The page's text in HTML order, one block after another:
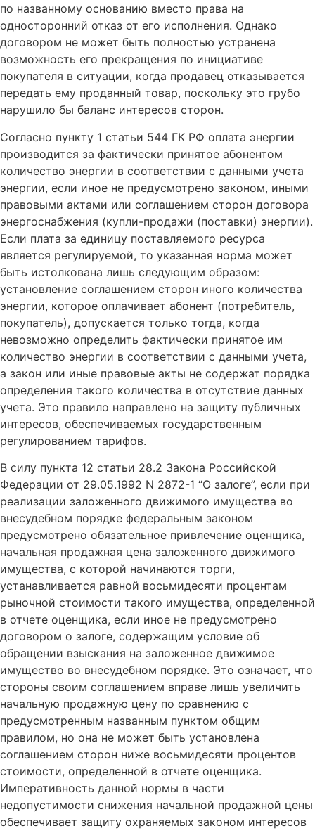
по названному основанию вместо права на
односторонний отказ от его исполнения. Однако
договором не может быть полностью устранена
возможность его прекращения по инициативе
покупателя в ситуации, когда продавец отказывается
передать ему проданный товар, поскольку это грубо
нарушило бы баланс интересов сторон.
Согласно пункту 1 статьи 544 ГК РФ оплата энергии
производится за фактически принятое абонентом
количество энергии в соответствии с данными учета
энергии, если иное не предусмотрено законом, иными
правовыми актами или соглашением сторон договора
энергоснабжения (купли-продажи (поставки) энергии).
Если плата за единицу поставляемого ресурса
является регулируемой, то указанная норма может
быть истолкована лишь следующим образом:
установление соглашением сторон иного количества
энергии, которое оплачивает абонент (потребитель,
покупатель), допускается только тогда, когда
невозможно определить фактически принятое им
количество энергии в соответствии с данными учета,
а закон или иные правовые акты не содержат порядка
определения такого количества в отсутствие данных
учета. Это правило направлено на защиту публичных
интересов, обеспечиваемых государственным
регулированием тарифов.
В силу пункта 12 статьи 28.2 Закона Российской
Федерации от 29.05.1992 N 2872-1 “О залоге”, если при
реализации заложенного движимого имущества во
внесудебном порядке федеральным законом
предусмотрено обязательное привлечение оценщика,
начальная продажная цена заложенного движимого
имущества, с которой начинаются торги,
устанавливается равной восьмидесяти процентам
рыночной стоимости такого имущества, определенной
в отчете оценщика, если иное не предусмотрено
договором о залоге, содержащим условие об
обращении взыскания на заложенное движимое
имущество во внесудебном порядке. Это означает, что
стороны своим соглашением вправе лишь увеличить
начальную продажную цену по сравнению с
предусмотренным названным пунктом общим
правилом, но она не может быть установлена
соглашением сторон ниже восьмидесяти процентов
стоимости, определенной в отчете оценщика.
Императивность данной нормы в части
недопустимости снижения начальной продажной цены
обеспечивает защиту охраняемых законом интересов